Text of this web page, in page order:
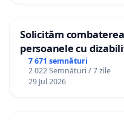
Solicităm
persoanele cu
7 671 semnături
2 022 Semnături / 7 zile
29 Jul 2026